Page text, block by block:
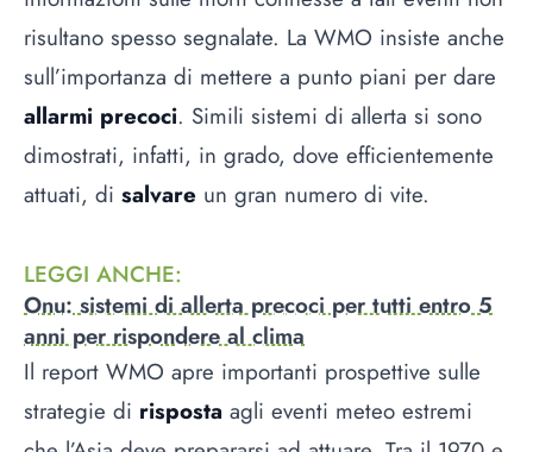
risultano spesso segnalate. La WMO insiste anche
sull’importanza di mettere a punto piani per dare
allarmi precoci. Simili sistemi di allerta si sono
dimostrati, infatti, in grado, dove efficientemente
attuati, di salvare un gran numero di vite.
LEGGI ANCHE:
Onu: sistemi di allerta precoci per tutti entro 5
anni per rispondere al clima
Il report WMO apre importanti prospettive sulle
strategie di risposta agli eventi meteo estremi